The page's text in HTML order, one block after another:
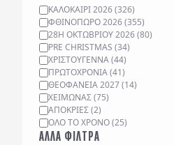
ΟΛΟ ΤΟ ΧΡΟΝΟ(25)
ΑΠΟΚΡΙΕΣ(2)
ΧΕΙΜΩΝΑΣ(75)
ΘΕΟΦΑΝΕΙΑ 2027(14)
ΠΡΩΤΟΧΡΟΝΙΑ(41)
ΧΡΙΣΤΟΥΓΕΝΝΑ(44)
PRE CHRISTMAS (34)
28Η ΟΚΤΩΒΡΙΟΥ 2026(80)
ΦΘΙΝΟΠΩΡΟ 2026(355)
ΚΑΛΟΚΑΙΡΙ 2026(326)
ΑΛΛΑ ΦΙΛΤΡΑ